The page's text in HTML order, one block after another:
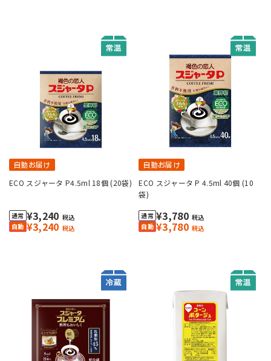
自動お届け
ECO スジャータ P4.5ml 18個 (20袋)
¥3,240 税込
¥3,240 税込
自動お届け
ECO スジャータ P 4.5ml 40個 (10
袋)
¥3,780 税込
¥3,780 税込